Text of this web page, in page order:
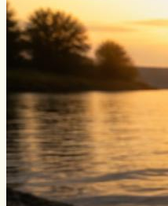
Уклейка
Фидер
Форель
Чавыча
Чехонь
Щука
Стерлядь
Семга